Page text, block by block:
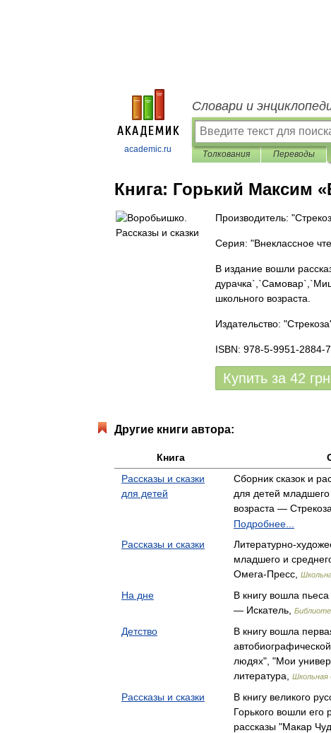
academic.ru
Словари и
Толкования Переводы
Книга: Горький Максим
Производитель:
Серия: "Внеклассное
В издание вошли
школьного возраста.
Издательство:
ISBN: 978-5-9951-2884-7
Купить за 42
Другие книги автора:
Книга
Рассказы и сказки
для детей
Сборник сказок и
для детей
возраста —
Подробнее...
Рассказы и сказки
Литературно-
младшего и
Омега-Пресс,
На дне
В книгу вошла
— Искатель,
Детство
В книгу вошла
людях", "Мои
литература,
Школьная
Рассказы и сказки
В книгу великого
Горького вошли его
рассказы "Макар